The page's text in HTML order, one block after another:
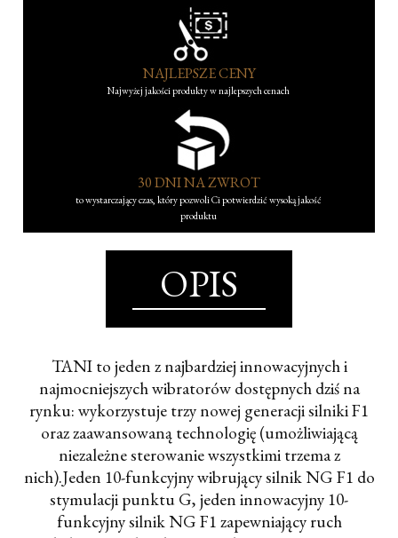
NAJLEPSZE CENY
Najwyżej jakości produkty w najlepszych cenach
30 DNI NA ZWROT
to wystarczający czas, który pozwoli Ci potwierdzić wysoką jakość
produktu
OPIS
TANI to jeden z najbardziej innowacyjnych i
najmocniejszych wibratorów dostępnych dziś na
rynku: wykorzystuje trzy nowej generacji silniki F1
oraz zaawansowaną technologię (umożliwiającą
niezależne sterowanie wszystkimi trzema z
nich).Jeden 10-funkcyjny wibrujący silnik NG F1 do
stymulacji punktu G, jeden innowacyjny 10-
funkcyjny silnik NG F1 zapewniający ruch